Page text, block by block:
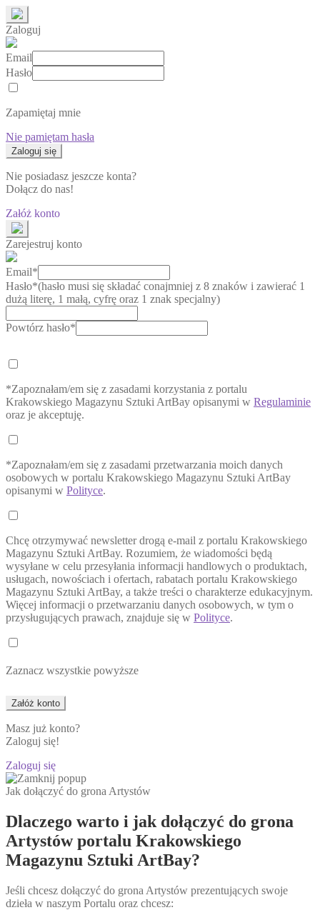
Zaloguj
Email
Hasło
Zapamiętaj mnie
Nie pamiętam hasła
Nie posiadasz jeszcze konta?
Dołącz do nas!
Załóż konto
Zarejestruj konto
Email*
Hasło*(hasło musi się składać conajmniej z 8 znaków i zawierać 1
dużą literę, 1 małą, cyfrę oraz 1 znak specjalny)
Powtórz hasło*
*Zapoznałam/em się z zasadami korzystania z portalu
Krakowskiego Magazynu Sztuki ArtBay opisanymi w Regulaminie
oraz je akceptuję.
*Zapoznałam/em się z zasadami przetwarzania moich danych
osobowych w portalu Krakowskiego Magazynu Sztuki ArtBay
opisanymi w Polityce.
Chcę otrzymywać newsletter drogą e-mail z portalu Krakowskiego
Magazynu Sztuki ArtBay. Rozumiem, że wiadomości będą
wysyłane w celu przesyłania informacji handlowych o produktach,
usługach, nowościach i ofertach, rabatach portalu Krakowskiego
Magazynu Sztuki ArtBay, a także treści o charakterze edukacyjnym.
Więcej informacji o przetwarzaniu danych osobowych, w tym o
przysługujących prawach, znajduje się w Polityce.
Zaznacz wszystkie powyższe
Masz już konto?
Zaloguj się!
Zaloguj się
Jak dołączyć do grona Artystów
Dlaczego warto i jak dołączyć do grona
Artystów portalu Krakowskiego
Magazynu Sztuki ArtBay?
Jeśli chcesz dołączyć do grona Artystów prezentujących swoje
dzieła w naszym Portalu oraz chcesz: